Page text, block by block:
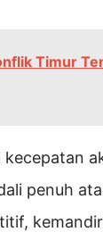
Timur
penuh